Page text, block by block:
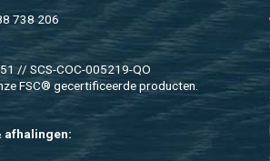
738 206
// SCS-COC-005219-QO
FSC® ge­cer­ti­fi­ceer­de pro­duc­ten.
af­ha­lin­gen: